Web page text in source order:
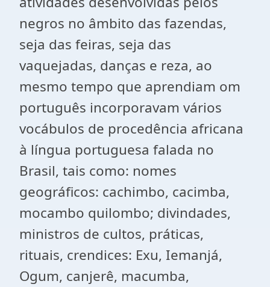
negros no âmbito das fazendas,
seja das feiras, seja das
vaquejadas, danças e reza, ao
mesmo tempo que aprendiam om
português incorporavam vários
vocábulos de procedência africana
à língua portuguesa falada no
Brasil, tais como: nomes
geográficos: cachimbo, cacimba,
mocambo quilombo; divindades,
ministros de cultos, práticas,
rituais, crendices: Exu, Iemanjá,
Ogum, canjerê, macumba,